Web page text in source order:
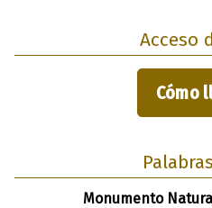
Acceso
Cómo
Monumento